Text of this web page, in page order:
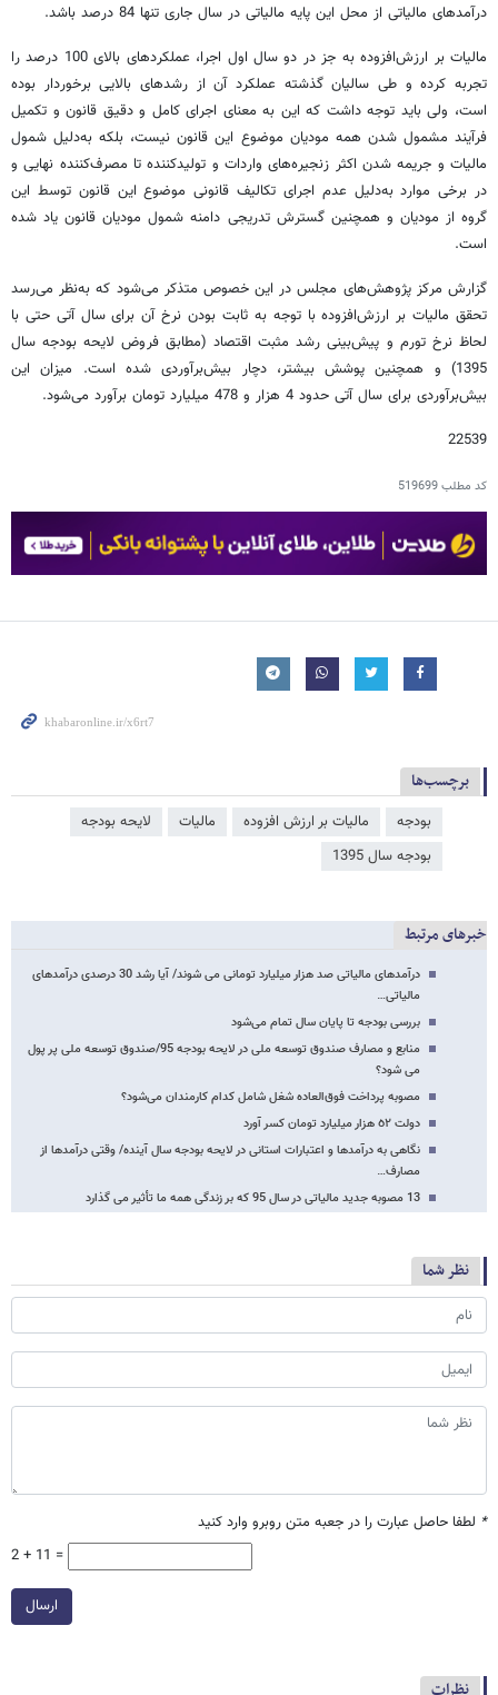
درآمدهای مالیاتی از محل این پایه مالیاتی در سال جاری تنها 84 درصد باشد.
مالیات بر ارزش‌افزوده به جز در دو سال اول اجرا، عملکردهای بالای 100 درصد را
تجربه کرده و طی سالیان گذشته عملکرد آن از رشدهای بالایی برخوردار بوده
است، ولی باید توجه داشت که این به معنای اجرای کامل و دقیق قانون و تکمیل
فرآیند مشمول شدن همه مودیان موضوع این قانون نیست، بلکه به‌دلیل شمول
مالیات و جریمه شدن اکثر زنجیره‌های واردات و تولیدکننده تا مصرف‌کننده نهایی و
در برخی موارد به‌دلیل عدم اجرای تکالیف قانونی موضوع این قانون توسط این
گروه از مودیان و همچنین گسترش تدریجی دامنه شمول مودیان قانون یاد شده
است.
گزارش مرکز پژوهش‌های مجلس در این خصوص متذکر می‌شود که به‌نظر می‌رسد
تحقق مالیات بر ارزش‌افزوده با توجه به ثابت بودن نرخ آن برای سال آتی حتی با
لحاظ نرخ تورم و پیش‌بینی رشد مثبت اقتصاد (مطابق فروض لایحه بودجه سال
1395) و همچنین پوشش بیشتر، دچار بیش‌برآوردی شده است. میزان این
بیش‌برآوردی برای سال آتی حدود 4 هزار و 478 میلیارد تومان برآورد می‌شود.
22539
کد مطلب519699
برچسب‌ها
بودجه مالیات بر ارزش افزوده مالیات
لایحه بودجه
بودجه سال 1395
خبرهای مرتبط
درآمدهای مالیاتی صد هزار میلیارد تومانی می شوند/ آیا رشد 30 درصدی درآمدهای
مالیاتی…
بررسی بودجه تا پایان سال تمام می‌شود
منابع و مصارف صندوق توسعه ملی در لایحه بودجه 95/صندوق توسعه ملی پر پول
می شود؟
مصوبه پرداخت فوق‌العاده شغل شامل کدام کارمندان می‌شود؟
دولت ٥٢ هزار میلیارد تومان کسر آورد
نگاهی به درآمدها و اعتبارات استانی در لایحه بودجه سال آینده/ وقتی درآمدها از
مصارف…
13 مصوبه جدید مالیاتى در سال 95 که بر زندگی همه ما تأثیر می گذارد
نظر شما
* لطفا حاصل عبارت را در جعبه متن روبرو وارد کنید
2 + 11 =
ارسال